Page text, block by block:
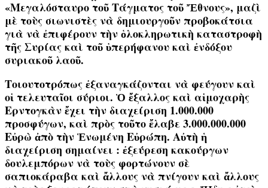
«Μεγαλόσταυρο τοῦ Τάγματος τοῦ Ἔθνους», μαζὶ
μὲ τοὺς σιωνιστὲς νὰ δημιουργοῦν προβοκάτσια
γιὰ νὰ ἐπιφέρουν τὴν ὁλοκληρωτικὴ καταστροφὴ
τῆς Συρίας καὶ τοῦ ὑπερήφανου καὶ ἐνδόξου
συριακοῦ λαοῦ.
Τοιουτοτρόπως ἐξαναγκάζονται νὰ φεύγουν καὶ
οἱ τελευταῖοι σύριοι. Ὁ ἔξαλλος καὶ αἱμοχαρὴς
Ερντογκὰν ἔχει τὴν διαχείριση 1.000.000
προσφύγων, καὶ πρὸς τοῦτο ἔλαβε 3.000.000.000
Εὐρὼ ἀπὸ τὴν Ἑνωμένη Εὐρώπη. Αὐτὴ ἡ
διαχείριση σημαίνει : ἐξεύρεση κακούργων
δουλεμπόρων νὰ τοὺς φορτώνουν σὲ
σαπιοκάραβα καὶ ἄλλους νὰ πνίγουν καὶ ἄλλους